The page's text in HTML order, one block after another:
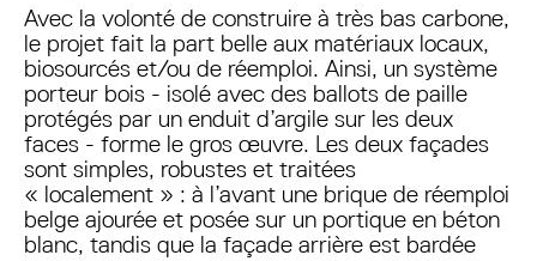
Avec la volonté de construire à très bas carbone,
le projet fait la part belle aux matériaux locaux,
biosourcés et/ou de réemploi. Ainsi, un système
porteur bois - isolé avec des ballots de paille
protégés par un enduit d’argile sur les deux
faces - forme le gros œuvre. Les deux façades
sont simples, robustes et traitées
« localement » : à l’avant une brique de réemploi
belge ajourée et posée sur un portique en béton
blanc, tandis que la façade arrière est bardée